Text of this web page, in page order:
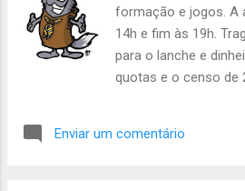
formação e jogos. A
14h e fim às 19h.
para o lanche e
quotas e o censo de
Enviar um comentário